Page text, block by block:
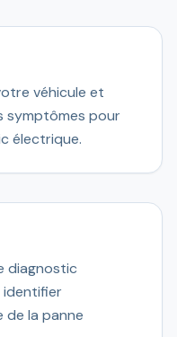
véhicule et
symptômes pour
électrique.
diagnostic
de la panne